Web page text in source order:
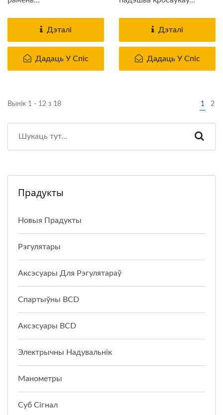
Дэталі
Дадаць У Спіс
Дэталі
Дадаць У Спіс
Вынік 1 - 12 з 18 1 2
Прадукты
Новыя Прадукты
Рэгулятары
Аксэсуары Для Рэгулятараў
Спартыўны BCD
Аксэсуары BCD
Электрычны Надувальнік
Манометры
Суб Сігнал